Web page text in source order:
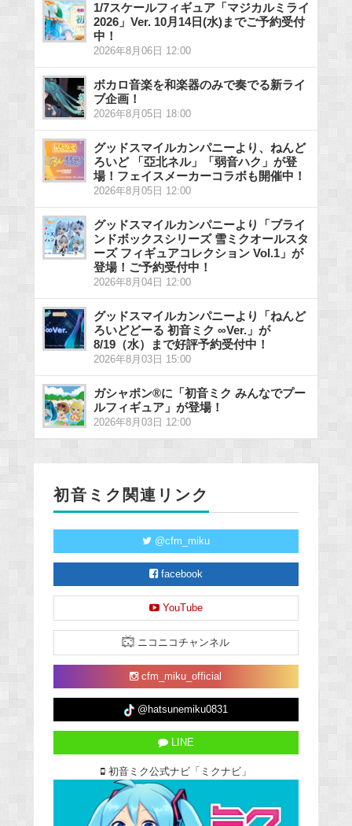
1/7スケールフィギュア「マジカルミライ
2026」Ver. 10月14日(水)までご予約受付
中！
2026年8月06日 12:00
ボカロ音楽を和楽器のみで奏でる新ライ
ブ企画！
2026年8月05日 18:00
グッドスマイルカンパニーより、ねんど
ろいど 「亞北ネル」「弱音ハク」が登
場！フェイスメーカーコラボも開催中！
2026年8月05日 12:00
グッドスマイルカンパニーより「ブライ
ンドボックスシリーズ 雪ミクオールスタ
ーズ フィギュアコレクション Vol.1」が
登場！ご予約受付中！
2026年8月04日 12:00
グッドスマイルカンパニーより「ねんど
ろいどどーる 初音ミク ∞Ver.」が
8/19（水）まで好評予約受付中！
2026年8月03日 15:00
ガシャポン®に「初音ミク みんなでプー
ルフィギュア」が登場！
2026年8月03日 12:00
初音ミク関連リンク
@cfm_miku
facebook
YouTube
ニコニコチャンネル
cfm_miku_official
@hatsunemiku0831
LINE
初音ミク公式ナビ「ミクナビ」